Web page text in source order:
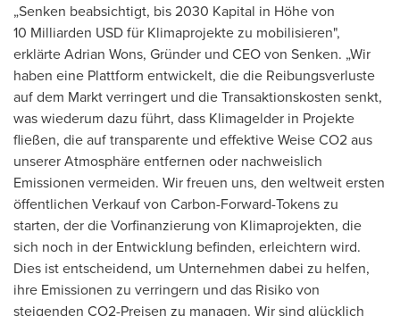
„Senken beabsichtigt, bis 2030 Kapital in Höhe von
10 Milliarden USD für Klimaprojekte zu mobilisieren",
erklärte Adrian Wons, Gründer und CEOvon Senken. „Wir
haben eine Plattform entwickelt, die die Reibungsverluste
auf dem Markt verringert und die Transaktionskosten senkt,
was wiederum dazu führt, dass Klimagelder in Projekte
fließen, die auf transparente und effektive Weise CO2 aus
unserer Atmosphäre entfernen oder nachweislich
Emissionen vermeiden. Wir freuen uns, den weltweit ersten
öffentlichen Verkauf von Carbon-Forward-Tokens zu
starten, der die Vorfinanzierung von Klimaprojekten, die
sich noch in der Entwicklung befinden, erleichtern wird.
Dies ist entscheidend, um Unternehmen dabei zu helfen,
ihre Emissionen zu verringern und das Risiko von
steigenden CO2-Preisen zu managen. Wir sind glücklich